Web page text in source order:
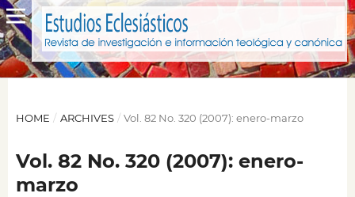
HOME / ARCHIVES / Vol. 82 No. 320 (2007): enero-marzo
Vol. 82 No. 320 (2007): enero-
marzo